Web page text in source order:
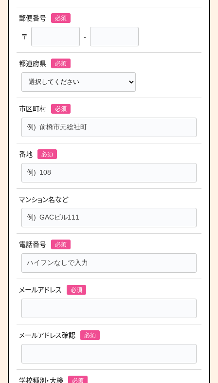
郵便番号
〒
-
都道府県
市区町村
番地
マンション名など
電話番号
メールアドレス
メールアドレス確認
学校種別・大検